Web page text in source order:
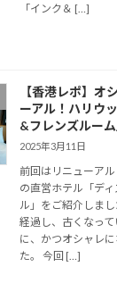
「インク＆ […]
【香港レポ】オ
ーアル！ハリウ
&フレンズルーム
2025年3月11日
前回はリニューア
の直営ホテル「デ
ル」をご紹介しま
経過し、古くなっ
に、かつオシャレ
た。 今回 […]